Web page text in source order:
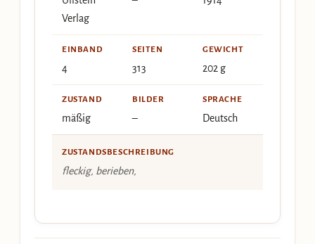
Verlag
EINBAND
4
SEITEN
313
GEWICHT
202 g
ZUSTAND
mäßig
BILDER
–
SPRACHE
Deutsch
ZUSTANDSBESCHREIBUNG
fleckig, berieben,